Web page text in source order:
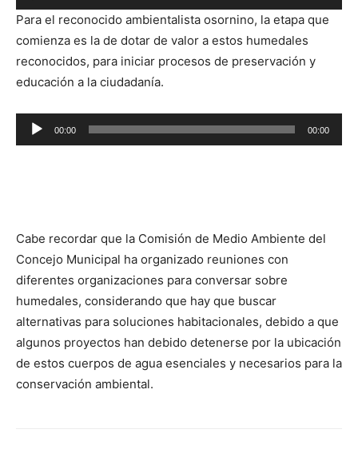
de
audio
Para el reconocido ambientalista osornino, la etapa que
comienza es la de dotar de valor a estos humedales
reconocidos, para iniciar procesos de preservación y
educación a la ciudadanía.
Reproductor
de
00:00 00:00
Cabe recordar que la Comisión de Medio Ambiente del
Concejo Municipal ha organizado reuniones con
diferentes organizaciones para conversar sobre
humedales, considerando que hay que buscar
alternativas para soluciones habitacionales, debido a que
algunos proyectos han debido detenerse por la ubicación
de estos cuerpos de agua esenciales y necesarios para la
conservación ambiental.